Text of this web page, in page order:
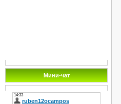
Мини-чат